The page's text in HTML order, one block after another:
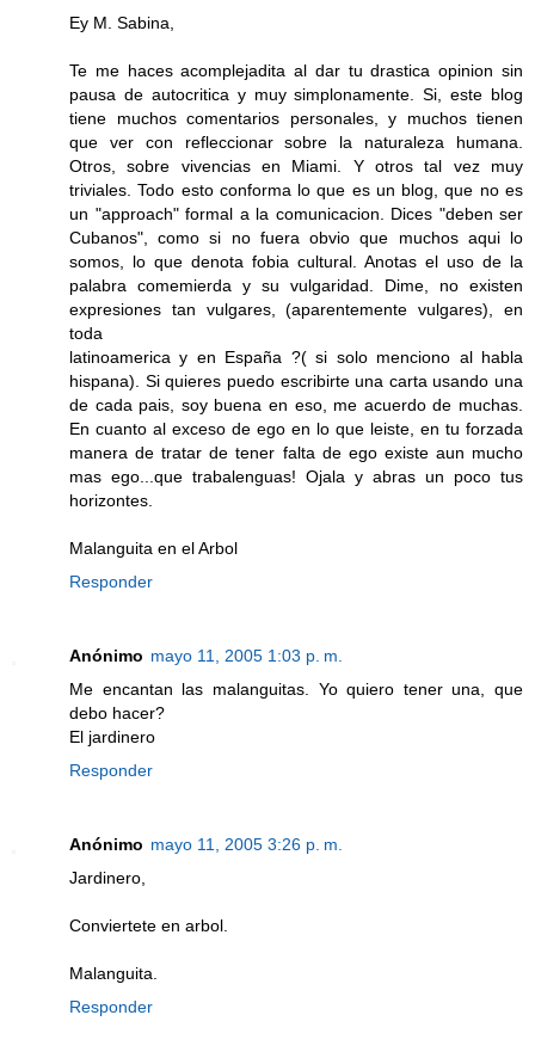
Ey M. Sabina,
Te me haces acomplejadita al dar tu drastica opinion sin
pausa de autocritica y muy simplonamente. Si, este blog
tiene muchos comentarios personales, y muchos tienen
que ver con refleccionar sobre la naturaleza humana.
Otros, sobre vivencias en Miami. Y otros tal vez muy
triviales. Todo esto conforma lo que es un blog, que no es
un "approach" formal a la comunicacion. Dices "deben ser
Cubanos", como si no fuera obvio que muchos aqui lo
somos, lo que denota fobia cultural. Anotas el uso de la
palabra comemierda y su vulgaridad. Dime, no existen
expresiones tan vulgares, (aparentemente vulgares), en
toda
latinoamerica y en España ?( si solo menciono al habla
hispana). Si quieres puedo escribirte una carta usando una
de cada pais, soy buena en eso, me acuerdo de muchas.
En cuanto al exceso de ego en lo que leiste, en tu forzada
manera de tratar de tener falta de ego existe aun mucho
mas ego...que trabalenguas! Ojala y abras un poco tus
horizontes.
Malanguita en el Arbol
Responder
Anónimo mayo 11, 2005 1:03 p. m.
Me encantan las malanguitas. Yo quiero tener una, que
debo hacer?
El jardinero
Responder
Anónimo mayo 11, 2005 3:26 p. m.
Jardinero,
Conviertete en arbol.
Malanguita.
Responder